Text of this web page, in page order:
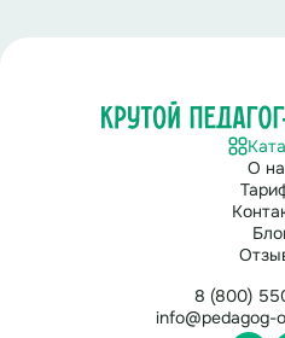
О
8 (800)
info@pedagog-